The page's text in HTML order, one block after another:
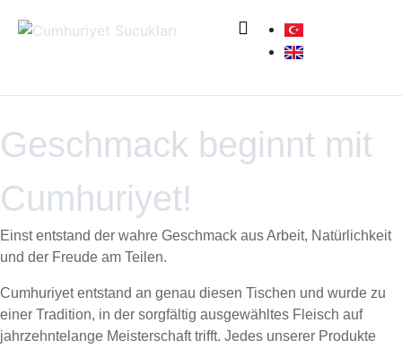
Geschmack beginnt mit
Cumhuriyet!
Einst entstand der wahre Geschmack aus Arbeit, Natürlichkeit
und der Freude am Teilen.
Cumhuriyet entstand an genau diesen Tischen und wurde zu
einer Tradition, in der sorgfältig ausgewähltes Fleisch auf
jahrzehntelange Meisterschaft trifft. Jedes unserer Produkte